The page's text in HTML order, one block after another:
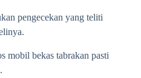
pengecekan yang teliti
mobil bekas tabrakan pasti